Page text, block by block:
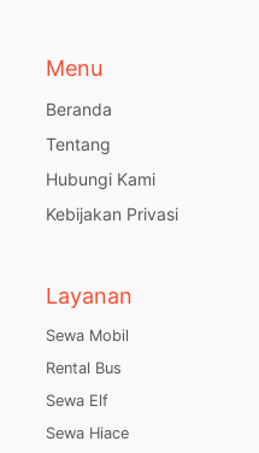
Menu
Beranda
Tentang
Hubungi Kami
Kebijakan Privasi
Layanan
Sewa Mobil
Rental Bus
Sewa Elf
Sewa Hiace